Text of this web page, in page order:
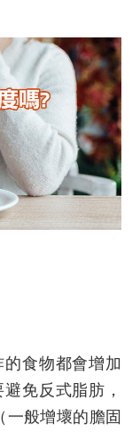
的食物都會增加
免反式脂肪，
般增壞的膽固